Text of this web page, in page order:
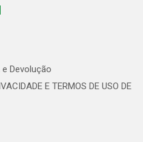
Devolução
E TERMOS DE USO DE